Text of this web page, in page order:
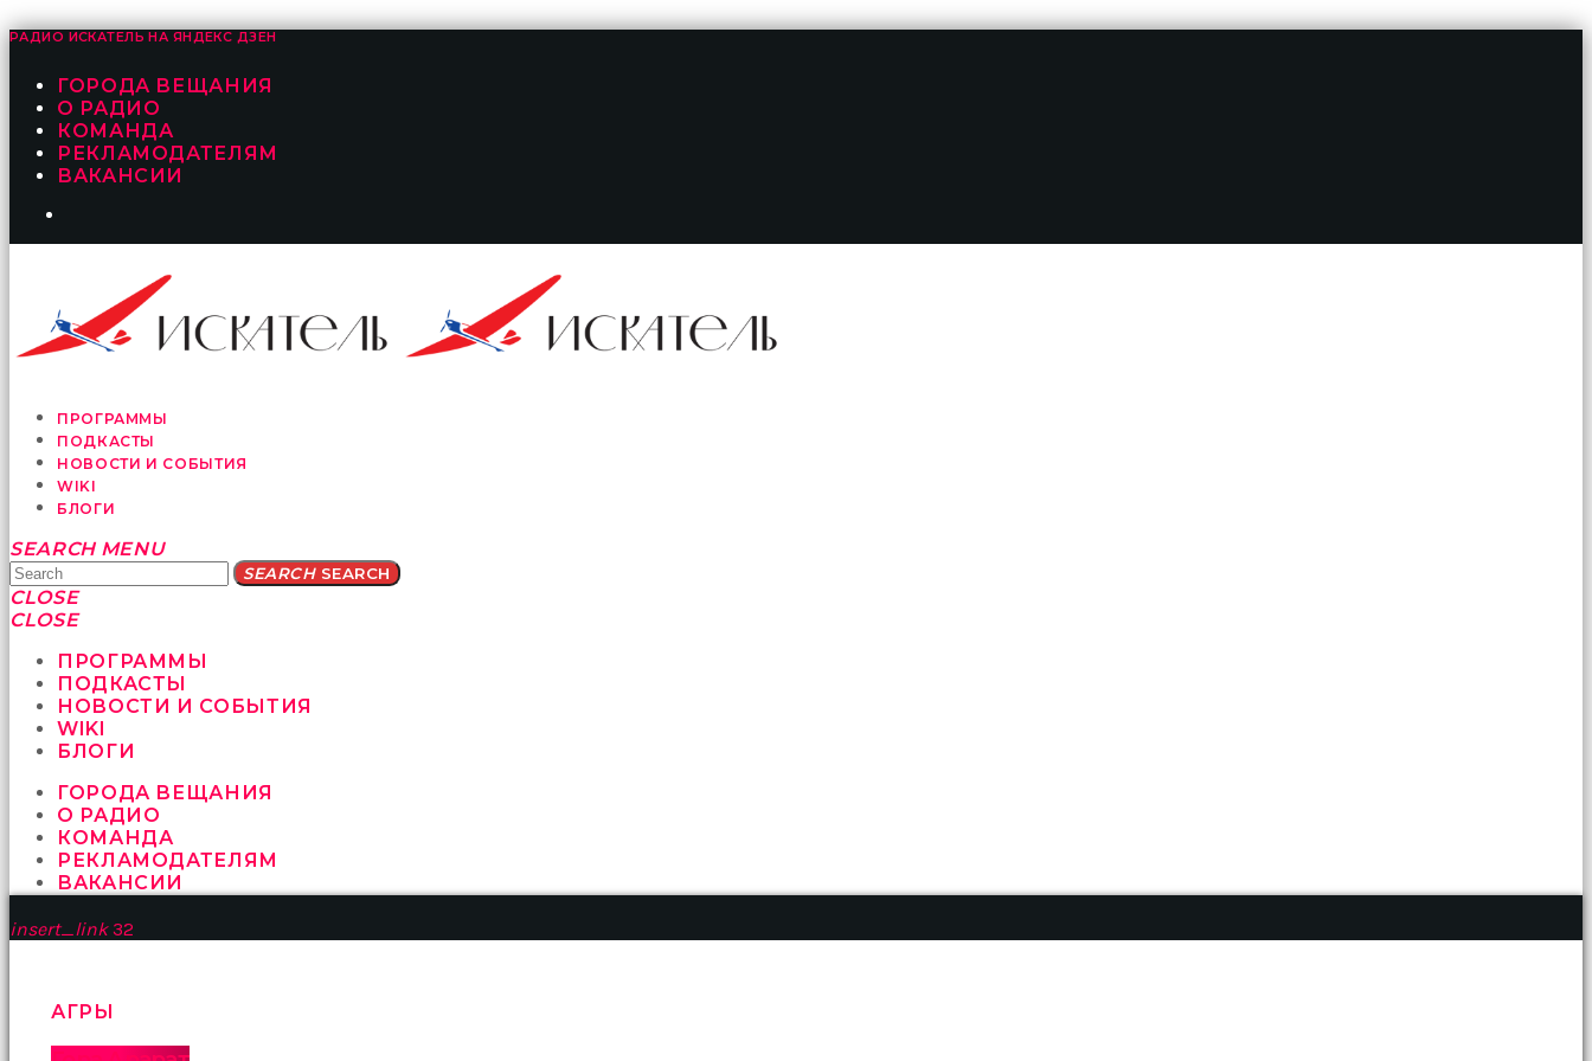
РАДИО ИСКАТЕЛЬ НА ЯНДЕКС ДЗЕН
ГОРОДА ВЕЩАНИЯ
О РАДИО
КОМАНДА
РЕКЛАМОДАТЕЛЯМ
ВАКАНСИИ
ПРОГРАММЫ
ПОДКАСТЫ
НОВОСТИ И СОБЫТИЯ
WIKI
БЛОГИ
Yatağa
bile
geçmeye
fırsat
sikici
kocalar
güzel
karıları
öttürüyor
sex
hikayeleri
en
kızların
rahatlıyorlar
altyazılı
porno
SEARCH MENU
SEARCHSEARCH
CLOSE
CLOSE
ПРОГРАММЫ
ПОДКАСТЫ
НОВОСТИ И СОБЫТИЯ
WIKI
БЛОГИ
ГОРОДА ВЕЩАНИЯ
О РАДИО
КОМАНДА
РЕКЛАМОДАТЕЛЯМ
ВАКАНСИИ
insert_link 32
АГРЫ